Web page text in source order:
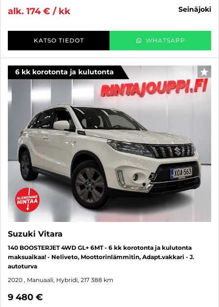
alk. 174 € / kk
seinäjoki
KATSO TIEDOT WHATSAPP
6 kk korotonta ja kulutonta
Suzuki Vitara
140 BOOSTERJET 4WD GL+ 6MT - 6 kk korotonta ja kulutonta
maksuaikaa! - Neliveto, Moottorinlämmitin, Adapt.vakkari - J.
autoturva
2020 , Manuaali, Hybridi, 217 388 km
9 480 €